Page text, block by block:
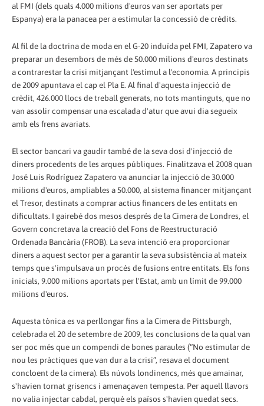
al FMI (dels quals 4.000 milions d'euros van ser aportats per
Espanya) era la panacea per a estimular la concessió de crèdits.
Al fil de la doctrina de moda en el G-20 induïda pel FMI, Zapatero va
preparar un desembors de més de 50.000 milions d'euros destinats
a contrarestar la crisi mitjançant l'estímul a l'economia. A principis
de 2009 apuntava el cap el Pla E. Al final d'aquesta injecció de
crèdit, 426.000 llocs de treball generats, no tots mantinguts, que no
van assolir compensar una escalada d'atur que avui dia segueix
amb els frens avariats.
El sector bancari va gaudir també de la seva dosi d'injecció de
diners procedents de les arques públiques. Finalitzava el 2008 quan
José Luis Rodríguez Zapatero va anunciar la injecció de 30.000
milions d'euros, ampliables a 50.000, al sistema financer mitjançant
el Tresor, destinats a comprar actius financers de les entitats en
dificultats. I gairebé dos mesos després de la Cimera de Londres, el
Govern concretava la creació del Fons de Reestructuració
Ordenada Bancària (FROB). La seva intenció era proporcionar
diners a aquest sector per a garantir la seva subsistència al mateix
temps que s'impulsava un procés de fusions entre entitats. Els fons
inicials, 9.000 milions aportats per l'Estat, amb un límit de 99.000
milions d'euros.
Aquesta tònica es va perllongar fins a la Cimera de Pittsburgh,
celebrada el 20 de setembre de 2009, les conclusions de la qual van
ser poc més que un compendi de bones paraules (“No estimular de
nou les pràctiques que van dur a la crisi”, resava el document
concloent de la cimera). Els núvols londinencs, més que amainar,
s'havien tornat grisencs i amenaçaven tempesta. Per aquell llavors
no valia injectar cabdal, perquè els països s'havien quedat secs.